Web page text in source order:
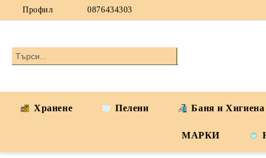
Профил 0876434303
Хранене Пелени Баня и Хигиена
МАРКИ